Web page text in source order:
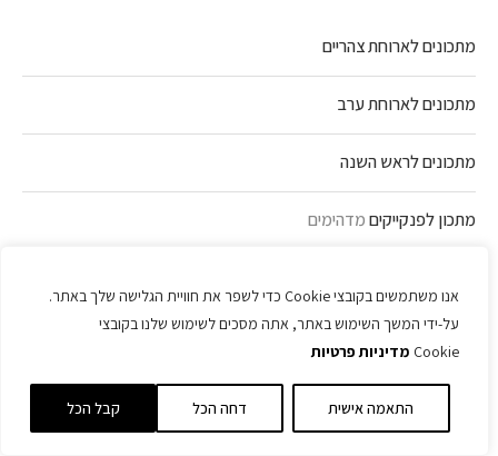
אנו משתמשים בקובצי Cookie כדי לשפר את חוויית הגלישה שלך באתר.
על-ידי המשך השימוש באתר, אתה מסכים לשימוש שלנו בקובצי
Cookie מדיניות פרטיות
התאמה אישית דחה הכל קבל הכל
מתכונים לארוחת צהריים
מתכונים לארוחת ערב
מתכונים לראש השנה
מתכון לפנקייקיםמדהימים
מתכונים לילדים
מתכונים ב-5 דקות